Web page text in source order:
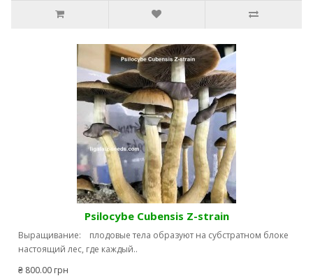
Psilocybe Cubensis Z-strain
Выращивание: плодовые тела образуют на субстратном блоке
настоящий лес, где каждый..
₴ 800.00 грн